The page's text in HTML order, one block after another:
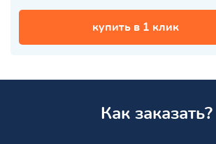
купить в 1 клик
Как заказать?